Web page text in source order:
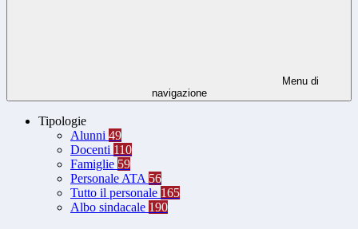
Menu di
navigazione
Tipologie
Alunni 49
Docenti 110
Famiglie 59
Personale ATA 56
Tutto il personale 165
Albo sindacale 190